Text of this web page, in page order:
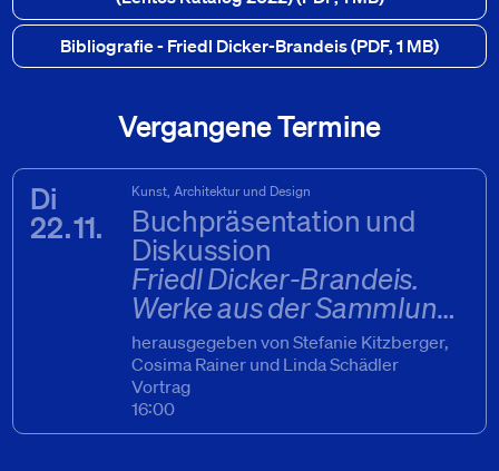
Bibliografie - Friedl Dicker-Brandeis(PDF, 1 MB)
Vergangene Termine
Buchpräsentation und
Diskussion
Friedl Dicker-Brandeis.
Werke aus der Sammlung
der Universität für
angewandte Kunst Wien
Kunst, Architektur und Design
herausgegeben von Stefanie Kitzberger,
Cosima Rainer und Linda Schädler
Vortrag
22. 11. 2022
16:00
Di
22. 11.